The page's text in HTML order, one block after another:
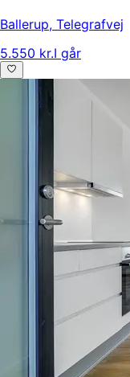
Ballerup, Telegrafvej
5.550 kr.I går